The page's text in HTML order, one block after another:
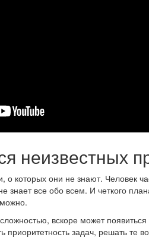
неизвестных
которых они не знают. Человек
знает все обо всем. И четкого
вскоре может
приоритетность задач, решать те